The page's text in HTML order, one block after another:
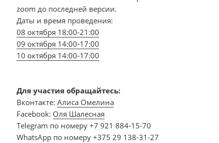
zoom до последней версии.
Даты и время проведения:
08 октября 18:00-21:00
09 октября 14:00-17:00
10 октября 14:00-17:00
Для участия обращайтесь:
Вконтакте:Алиса Омелина
Facebook: Оля Шалесная
Telegram по номеру +7 921 884-15-70
WhatsApp по номеру +375 29 138-31-27